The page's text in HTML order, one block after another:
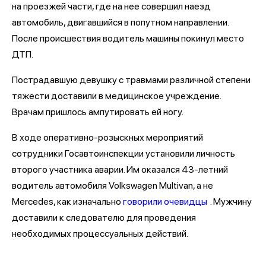
на проезжей части, где на нее совершил наезд
автомобиль, двигавшийся в попутном направлении.
После происшествия водитель машины покинул место
ДТП.
Пострадавшую девушку с травмами различной степени
тяжести доставили в медицинское учреждение.
Врачам пришлось ампутировать ей ногу.
В ходе оперативно-розыскных мероприятий
сотрудники Госавтоинспекции установили личность
второго участника аварии. Им оказался 43-летний
водитель автомобиля Volkswagen Multivan, а не
Mercedes, как изначально говорили очевидцы . Мужчину
доставили к следователю для проведения
необходимых процессуальных действий.